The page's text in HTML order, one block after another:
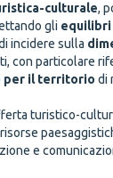
culturale,
gli
incidere sulla
con particolare
per il territorio di
turistico-
e